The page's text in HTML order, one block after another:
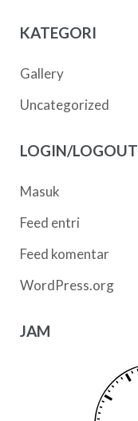
KATEGORI
Gallery
Uncategorized
LOGIN/LOGOUT
Masuk
Feed entri
Feed komentar
WordPress.org
JAM